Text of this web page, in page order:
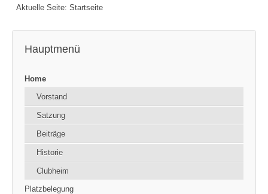
Aktuelle Seite: Startseite
Hauptmenü
Home
Vorstand
Satzung
Beiträge
Historie
Clubheim
Platzbelegung